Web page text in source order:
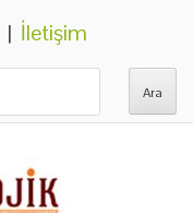
| İletişim